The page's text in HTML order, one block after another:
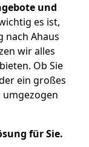
und
es ist,
nach Ahaus
wir alles
Ob Sie
ein großes
umgezogen
für Sie.